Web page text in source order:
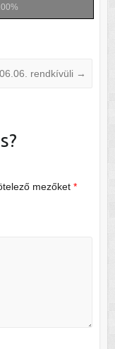
rendkívüli →
mezőket *